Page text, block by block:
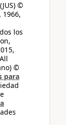
©
los
©
para